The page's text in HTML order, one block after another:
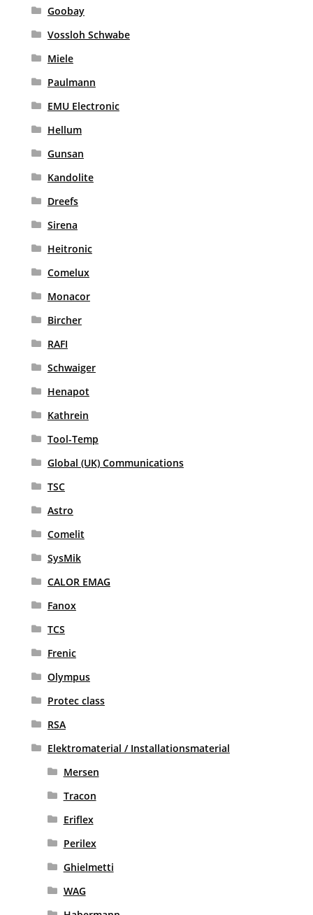
Goobay
Vossloh Schwabe
Miele
Paulmann
EMU Electronic
Hellum
Gunsan
Kandolite
Dreefs
Sirena
Heitronic
Comelux
Monacor
Bircher
RAFI
Schwaiger
Henapot
Kathrein
Tool-Temp
Global (UK) Communications
TSC
Astro
Comelit
SysMik
CALOR EMAG
Fanox
TCS
Frenic
Olympus
Protec class
RSA
Elektromaterial / Installationsmaterial
Mersen
Tracon
Eriflex
Perilex
Ghielmetti
WAG